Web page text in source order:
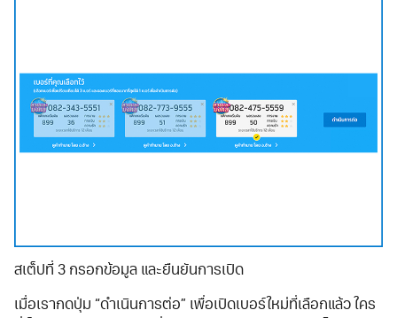
สเต็ปที่ 3 กรอกข้อมูล และยืนยันการเปิด
เมื่อเรากดปุ่ม “ดำเนินการต่อ” เพื่อเปิดเบอร์ใหม่ที่เลือกแล้ว ใคร